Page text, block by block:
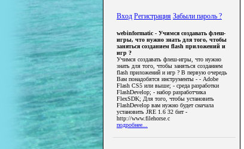
Вход Регистрация Забыли пароль ?
webinformatic - Учимся создавать флеш-
игры, что нужно знать для того, чтобы
заняться созданием flash приложений и
игр ?
Учимся создавать флеш-игры, что нужно
знать для того, чтобы заняться созданием
flash приложений и игр ? В первую очередь
Вам понадобятся инструменты - - Adobe
Flash CS5 или выше; - среда разработки
FlashDevelop; - набор разработчика
FlexSDK; Для того, чтобы установить
FlashDevelop вам нужно будет сначала
установить JRE 1.6 32 бит -
http://www.filehorse.c
подробнее...